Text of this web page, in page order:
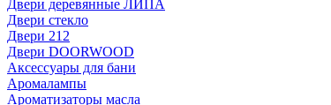
Двери деревянные ЛИПА
Двери стекло
Двери 212
Двери DOORWOOD
Аксессуары для бани
Аромалампы
Ароматизаторы масла